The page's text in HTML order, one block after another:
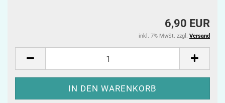
6,90 EUR
inkl. 7% MwSt. zzgl. Versand